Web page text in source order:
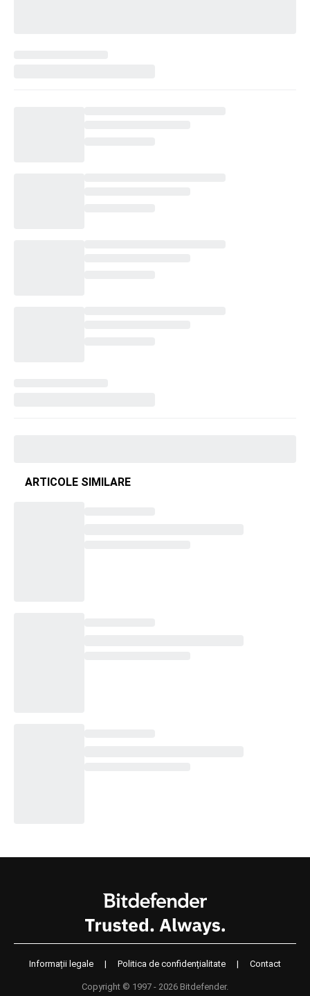
ARTICOLE SIMILARE
Informații legale | Politica de confidențialitate | Contact
Copyright © 1997 - 2026 Bitdefender.